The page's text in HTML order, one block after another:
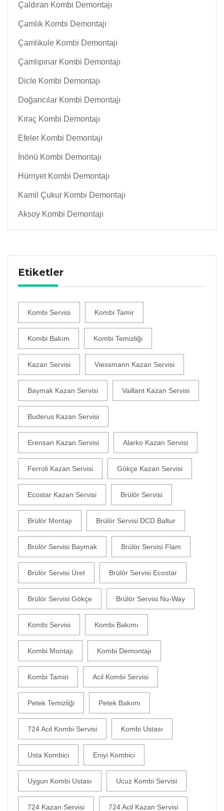
Çaldıran Kombi Demontajı
Çamlık Kombi Demontajı
Çamlıkule Kombi Demontajı
Çamlıpınar Kombi Demontajı
Dicle Kombi Demontajı
Doğancılar Kombi Demontajı
Kıraç Kombi Demontajı
Efeler Kombi Demontajı
İnönü Kombi Demontajı
Hürriyet Kombi Demontajı
Kamil Çukur Kombi Demontajı
Aksoy Kombi Demontajı
Etiketler
Kombi Servisi Kombi Tamir
Kombi Bakım Kombi Temizliği
Kazan Servisi Viessmann Kazan Servisi
Baymak Kazan Servisi Vaillant Kazan Servisi
Buderus Kazan Servisi
Erensan Kazan Servisi Alarko Kazan Servisi
Ferroli Kazan Servisi Gökçe Kazan Servisi
Ecostar Kazan Servisi Brülör Servisi
Brülör Montajı Brülör Servisi DCD Baltur
Brülör Servisi Baymak Brülör Servisi Flam
Brülör Servisi Üret Brülör Servisi Ecostar
Brülör Servisi Gökçe Brülör Servisi Nu-Way
Kombi Servisi Kombi Bakımı
Kombi Montajı Kombi Demontajı
Kombi Tamiri Acil Kombi Servisi
Petek Temizliği Petek Bakımı
724 Acil Kombi Servisi Kombi Ustası
Usta Kombici Eniyi Kombici
Uygun Kombi Ustası Ucuz Kombi Servisi
724 Kazan Servisi 724 Acil Kazan Servisi